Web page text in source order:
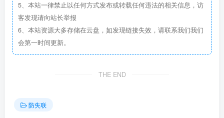
5、本站一律禁止以任何方式发布或转载任何违法的相关信息，访
客发现请向站长举报
6、本站资源大多存储在云盘，如发现链接失效，请联系我们我们
会第一时间更新。
THE END
防失联